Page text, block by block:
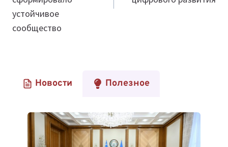
устойчивое
сообщество
Новости Полезное